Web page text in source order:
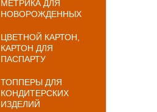
МЕТРИКА ДЛЯ
НОВОРОЖДЕННЫХ
ЦВЕТНОЙ КАРТОН,
КАРТОН ДЛЯ
ПАСПАРТУ
ТОППЕРЫ ДЛЯ
КОНДИТЕРСКИХ
ИЗДЕЛИЙ